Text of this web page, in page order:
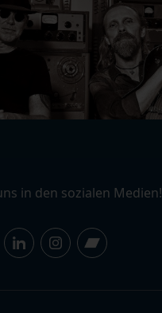
in den sozialen Medien!